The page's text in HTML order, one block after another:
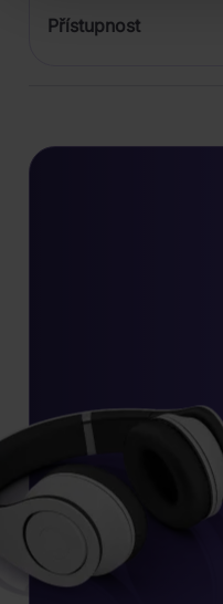
Přístupnost